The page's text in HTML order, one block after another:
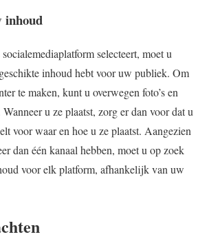
inhoud
selecteert, moet u
inhoud hebt voor uw publiek. Om
te maken, kunt u overwegen foto’s en
Wanneer u ze plaatst, zorg er dan voor dat u
voor waar en hoe u ze plaatst. Aangezien
dan één kanaal hebben, moet u op zoek
voor elk platform, afhankelijk van uw